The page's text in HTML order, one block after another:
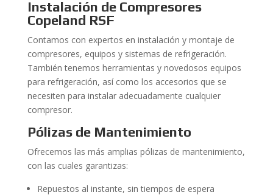
Instalación de Compresores
Copeland RSF
Contamos con expertos en instalación y montaje de
compresores, equipos y sistemas de refrigeración.
También tenemos herramientas y novedosos equipos
para refrigeración, así como los accesorios que se
necesiten para instalar adecuadamente cualquier
compresor.
Pólizas de Mantenimiento
Ofrecemos las más amplias pólizas de mantenimiento,
con las cuales garantizas:
Repuestos al instante, sin tiempos de espera